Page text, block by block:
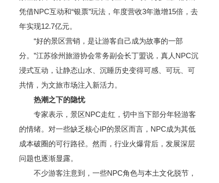
凭借NPC互动和“银票”玩法，年度营收3年激增15倍，去
年实现12.7亿元。
“好的景区营销，是让游客自己成为故事的一部
分。”江苏徐州旅游协会常务副会长丁盟说，真人NPC沉
浸式互动，让静态山水、沉睡历史变得可感、可玩、可
共情，为文旅市场注入新活力。
热潮之下的隐忧
专家表示，景区NPC走红，切中当下部分年轻游客
的情绪。对一些缺乏核心IP的景区而言，NPC成为其低
成本破圈的可行路径。然而，行业火爆背后，发展深层
问题也逐渐显露。
不少游客注意到，一些NPC角色与本土文化脱节，